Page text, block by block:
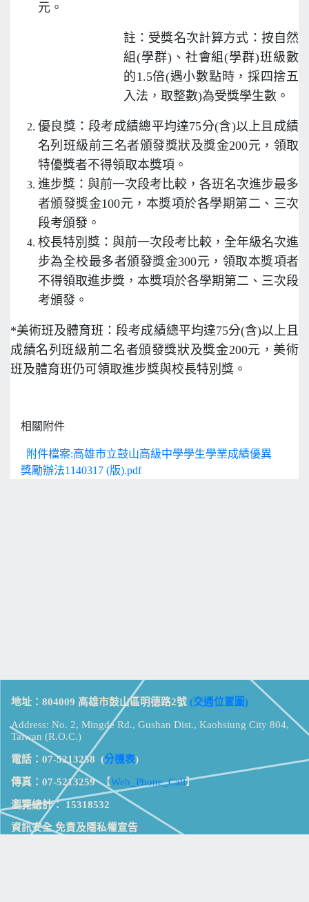
元。
註：受獎名次計算方式：按自然
組(學群)、社會組(學群)班級數
的1.5倍(遇小數點時，採四捨五
入法，取整數)為受獎學生數。
優良獎：段考成績總平均達75分(含)以上且成績
名列班級前三名者頒發獎狀及獎金200元，領取
特優獎者不得領取本獎項。
進步獎：與前一次段考比較，各班名次進步最多
者頒發獎金100元，本獎項於各學期第二、三次
段考頒發。
校長特別獎：與前一次段考比較，全年級名次進
步為全校最多者頒發獎金300元，領取本獎項者
不得領取進步獎，本獎項於各學期第二、三次段
考頒發。
*美術班及體育班：段考成績總平均達75分(含)以上且
成績名列班級前二名者頒發獎狀及獎金200元，美術
班及體育班仍可領取進步獎與校長特別獎。
相關附件
附件檔案:高雄市立鼓山高級中學學生學業成績優異
獎勵辦法1140317 (版).pdf
地址：804009 高雄市鼓山區明德路2號 (交通位置圖)
Address: No. 2, Mingde Rd., Gushan Dist., Kaohsiung City 804,
Taiwan (R.O.C.)
電話：07-5213258 (分機表)
傳真：07-5213259【Web_Phone_Call】
瀏覽總計： 15318532
資訊安全 免責及隱私權宣告